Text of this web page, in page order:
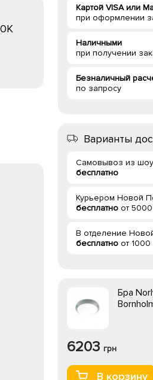
Картой VISA или
при оформлении
Наличными
при получении
Безналичный
по запросу
Варианты
Самовывоз из
бесплатно
Курьером Новой
бесплатно от 5000
В отделение
бесплатно от 1000
Бра
6203 грн
В корзину